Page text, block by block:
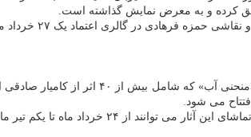
کرده و به معرض نمایش گذاشته است.
اعتماد یک ۲۷ خرداد ماه ۱۴۰۱ افتتاح و تا ۲۱ تیرماه برای بازدید عموم باز خواهد بود.
می شود.
ماه تا یکم تیر ماه، شنبه تا چهارشنبه از ساعت ۹ الی ۱۸ به حوزه هنری مراجعه کنند.